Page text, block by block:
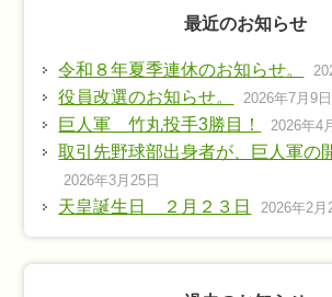
最近のお知らせ
令和８年夏季連休のお知らせ。
役員改選のお知らせ。 2026年7月9日
巨人軍 竹丸投手3勝目！ 2026年4
取引先野球部出身者が、巨人軍の
2026年3月25日
天皇誕生日 ２月２３日 2026年2月